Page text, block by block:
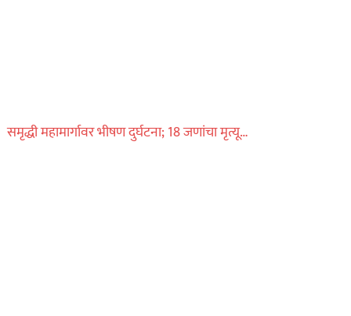
समृद्धी महामार्गावर भीषण दुर्घटना; 18 जणांचा मृत्यू…